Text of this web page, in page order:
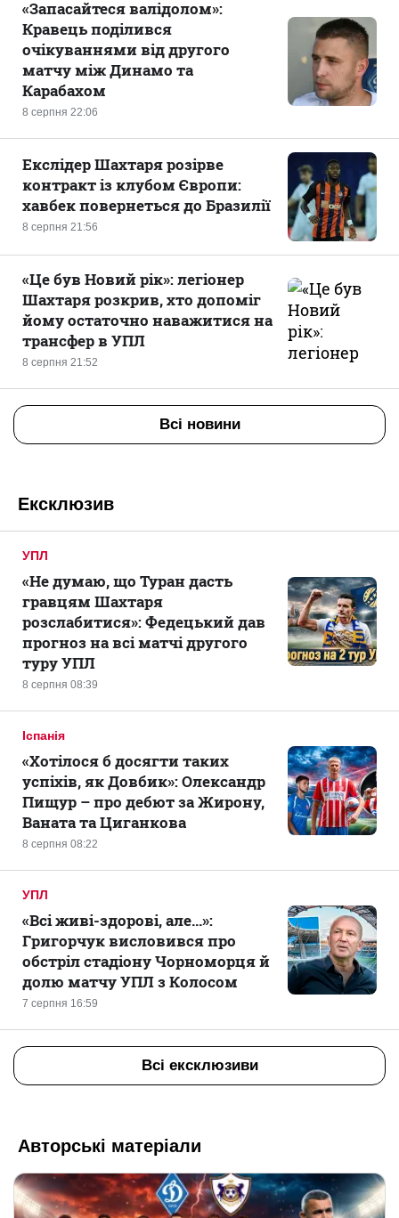
8 серпня 22:06
«Запасайтеся валідолом»:
Кравець поділився
очікуваннями від другого
матчу між Динамо та
Карабахом
8 серпня 21:56
Екслідер Шахтаря розірве
контракт із клубом Європи:
хавбек повернеться до Бразилії
8 серпня 21:52
«Це був Новий рік»: легіонер
Шахтаря розкрив, хто допоміг
йому остаточно наважитися на
трансфер в УПЛ
Всі новини
Ексклюзив
УПЛ
8 серпня 08:39
«Не думаю, що Туран дасть
гравцям Шахтаря
розслабитися»: Федецький дав
прогноз на всі матчі другого
туру УПЛ
Іспанія
8 серпня 08:22
«Хотілося б досягти таких
успіхів, як Довбик»: Олександр
Пищур – про дебют за Жирону,
Ваната та Циганкова
УПЛ
7 серпня 16:59
«Всі живі-здорові, але...»:
Григорчук висловився про
обстріл стадіону Чорноморця й
долю матчу УПЛ з Колосом
Всі ексклюзиви
Авторські матеріали